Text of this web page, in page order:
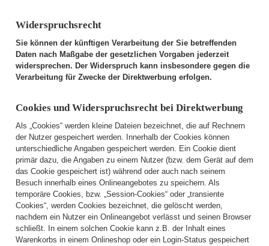
Widerspruchsrecht
Sie können der künftigen Verarbeitung der Sie betreffenden
Daten nach Maßgabe der gesetzlichen Vorgaben jederzeit
widersprechen. Der Widerspruch kann insbesondere gegen die
Verarbeitung für Zwecke der Direktwerbung erfolgen.
Cookies und Widerspruchsrecht bei Direktwerbung
Als „Cookies“ werden kleine Dateien bezeichnet, die auf Rechnern
der Nutzer gespeichert werden. Innerhalb der Cookies können
unterschiedliche Angaben gespeichert werden. Ein Cookie dient
primär dazu, die Angaben zu einem Nutzer (bzw. dem Gerät auf dem
das Cookie gespeichert ist) während oder auch nach seinem
Besuch innerhalb eines Onlineangebotes zu speichern. Als
temporäre Cookies, bzw. „Session-Cookies“ oder „transiente
Cookies“, werden Cookies bezeichnet, die gelöscht werden,
nachdem ein Nutzer ein Onlineangebot verlässt und seinen Browser
schließt. In einem solchen Cookie kann z.B. der Inhalt eines
Warenkorbs in einem Onlineshop oder ein Login-Status gespeichert